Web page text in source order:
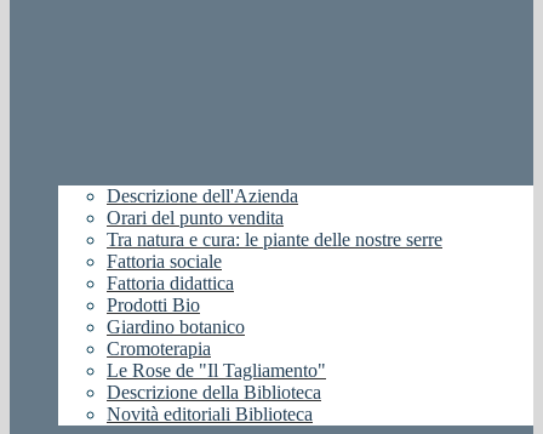
Descrizione dell'Azienda
Orari del punto vendita
Tra natura e cura: le piante delle nostre serre
Fattoria sociale
Fattoria didattica
Prodotti Bio
Giardino botanico
Cromoterapia
Le Rose de "Il Tagliamento"
Descrizione della Biblioteca
Novità editoriali Biblioteca